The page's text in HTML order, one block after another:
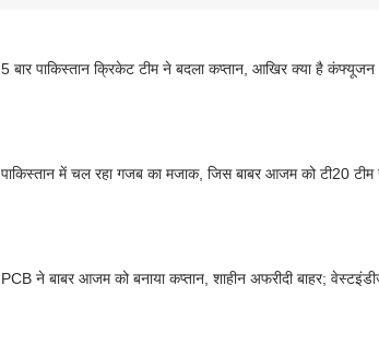
5 बार पाकिस्तान क्रिकेट टीम ने बदला कप्तान, आखिर क्या है कंफ्यूजन
पाकिस्तान में चल रहा गजब का मजाक, जिस बाबर आजम को टी20 टीम
PCB ने बाबर आजम को बनाया कप्तान, शाहीन अफरीदी बाहर;